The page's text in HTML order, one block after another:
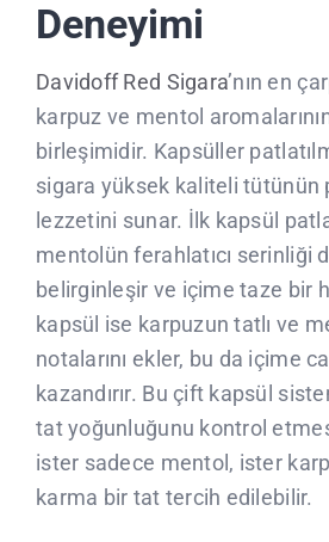
Deneyimi
Davidoff Red Sigara’nın en
karpuz ve mentol
birleşimidir. Kapsüller
sigara yüksek kaliteli tütünün
lezzetini sunar. İlk kapsül
mentolün ferahlatıcı serinliği
belirginleşir ve içime taze bir
kapsül ise karpuzun tatlı ve
notalarını ekler, bu da içime
kazandırır. Bu çift kapsül
tat yoğunluğunu kontrol
ister sadece mentol, ister
karma bir tat tercih edilebilir.